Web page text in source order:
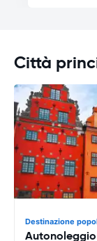
Città
Destinazione